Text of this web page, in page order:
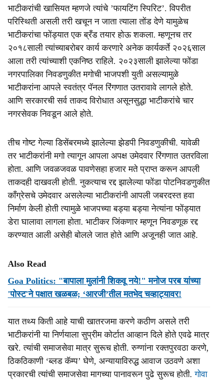
भाटीकरांची खासियत म्हणजे त्यांचे ’फायटिंग स्पिरिट’. विपरीत
परिस्थिती असली तरी खचून न जाता त्याला तोंड देणे यामुळेच
भाटीकरांचा फोंड्यात एक ब्रँड तयार होऊ शकला. म्हणूनच तर
२०१८साली त्यांच्याबरोबर कार्य करणारे अनेक कार्यकर्ते २०२६साल
आला तरी त्यांच्याशी एकनिष्ठ राहिले. २०२३साली झालेल्या फोंडा
नगरपालिका निवडणुकीत मगोची भाजपशी युती असल्यामुळे
भाटीकरांना आपले स्वतंत्र पॅनल रिंगणात उतरावावे लागले होते.
आणि सरकारची सर्व ताकद विरोधात असूनसुद्धा भाटीकरांचे चार
नगरसेवक निवडून आले होते.
तीच गोष्ट गेल्या डिसेंबरमध्ये झालेल्या झेडपी निवडणुकीची. यावेळी
तर भाटीकरांनी मगो त्यागून आपला अपक्ष उमेदवार रिंगणात उतरविला
होता. आणि जवळजवळ पावणेसहा हजार मते प्राप्त करून आपली
ताकदही दाखवली होती. नुकत्याच रद्द झालेल्या फोंडा पोटनिवडणुकीत
कॉंग्रेसचे उमेदवार असलेल्या भाटीकरांनी आपली जबरदस्त हवा
निर्माण केली होती त्यामुळे भाजपच्या बड्या बड्या नेत्यांना फोंड्यात
डेरा घालावा लागला होता. भाटीकर जिंकणार म्हणून निवडणूक रद्द
करण्यात आली असेही बोलले जात होते आणि अजूनही जात आहे.
Also Read
Goa Politics: "बापाला मुलांनी शिकवू नये!" मनोज परब यांच्या
'पोस्ट'ने पक्षात खळबळ; ‘आरजी’तील मतभेद चव्‍हाट्यावर!
यात तथ्य किती आहे याची खातरजमा करणे कठीण असले तरी
भाटीकरांनी या निर्णयाला सुप्रीम कोर्टात आव्हान दिले होते एवढे मात्र
खरे. त्यांची समाजसेवा मात्र सुरूच होती. रुग्णांना रक्तपुरवठा करणे,
ठिकठिकाणी ‘ब्लड कॅम्प’ घेणे, अन्यायाविरुद्ध आवाज उठवणे अशा
प्रकारची त्यांची समाजसेवा मागच्या पानावरून पुढे सुरूच होती. गोवा